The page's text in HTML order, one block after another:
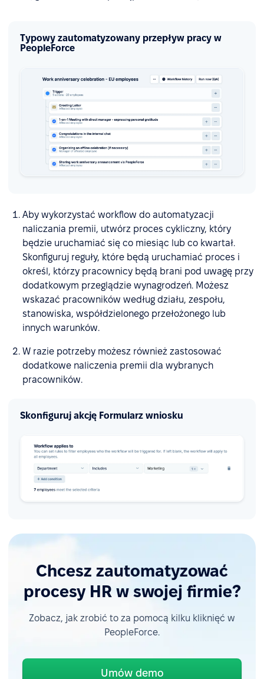
Typowy zautomatyzowany przepływ pracy w
PeopleForce
Aby wykorzystać workflow do automatyzacji
naliczania premii, utwórz proces cykliczny, który
będzie uruchamiać się co miesiąc lub co kwartał.
Skonfiguruj reguły, które będą uruchamiać proces i
określ, którzy pracownicy będą brani pod uwagę przy
dodatkowym przeglądzie wynagrodzeń. Możesz
wskazać pracowników według działu, zespołu,
stanowiska, współdzielonego przełożonego lub
innych warunków.
W razie potrzeby możesz również zastosować
dodatkowe naliczenia premii dla wybranych
pracowników.
Skonfiguruj akcję Formularz wniosku
Chcesz zautomatyzować
procesy HR w swojej firmie?
Zobacz, jak zrobić to za pomocą kilku kliknięć w
PeopleForce.
Umów demo